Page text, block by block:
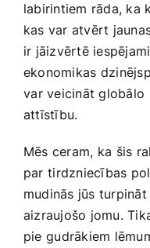
labirintiem​ rāda, ka
kas var atvērt
ir jāizvērtē
ekonomikas
⁤var veicināt‍ globālo⁣
attīstību.
Mēs ceram,⁤ ka ⁤šis
par ⁢tirdzniecības
mudinās jūs‍
aizraujošo jomu.
pie⁣ gudrākiem